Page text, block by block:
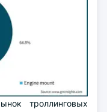
троллинговых